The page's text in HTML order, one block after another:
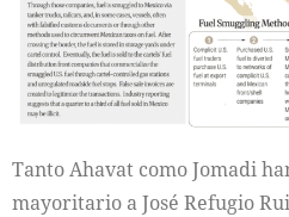
Tanto Ahavat como Jomadi
mayoritario a José Refugio